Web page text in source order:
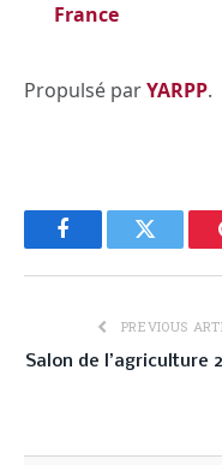
France
Propulsé parYARPP.
FacebookTwitter
PREVIOUS
Salon de l’agriculture